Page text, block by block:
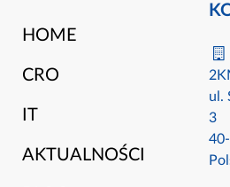
HOME
CRO
IT
AKTUALNOŚCI
ul.
3